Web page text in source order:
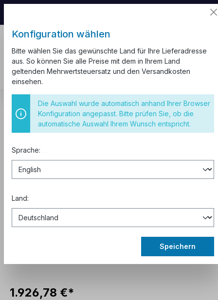
Kabel und Leitungen
Gummileitung H07RN-F
Gummileitung H07RN-F 2,5 mm²
Gummischlauchleitung H07RN-F
5G2,5 schwarz Trommel 500 m
1.926,78 €*
Konfiguration wählen
Bitte wählen Sie das gewünschte Land für Ihre Lieferadresse
aus. So können Sie alle Preise mit dem in Ihrem Land
geltenden Mehrwertsteuersatz und den Versandkosten
einsehen.
Die Auswahl wurde automatisch anhand Ihrer Browser
Konfiguration angepasst. Bitte prüfen Sie, ob die
automatische Auswahl Ihrem Wunsch entspricht.
Sprache:
Land:
Speichern